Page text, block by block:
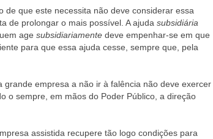
de que este necessita não deve considerar essa
de prolongar o mais possível. A ajuda subsidiária
age subsidiariamente deve empenhar-se em que
para que essa ajuda cesse, sempre que, pela
empresa a não ir à falência não deve exercer
o sempre, em mãos do Poder Público, a direção
assistida recupere tão logo condições para